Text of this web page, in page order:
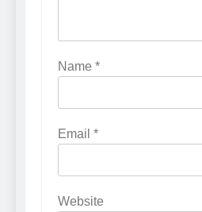
Name *
Email *
Website